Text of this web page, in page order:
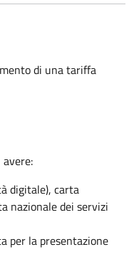
di una tariffa
digitale), carta
nazionale dei servizi
per la presentazione